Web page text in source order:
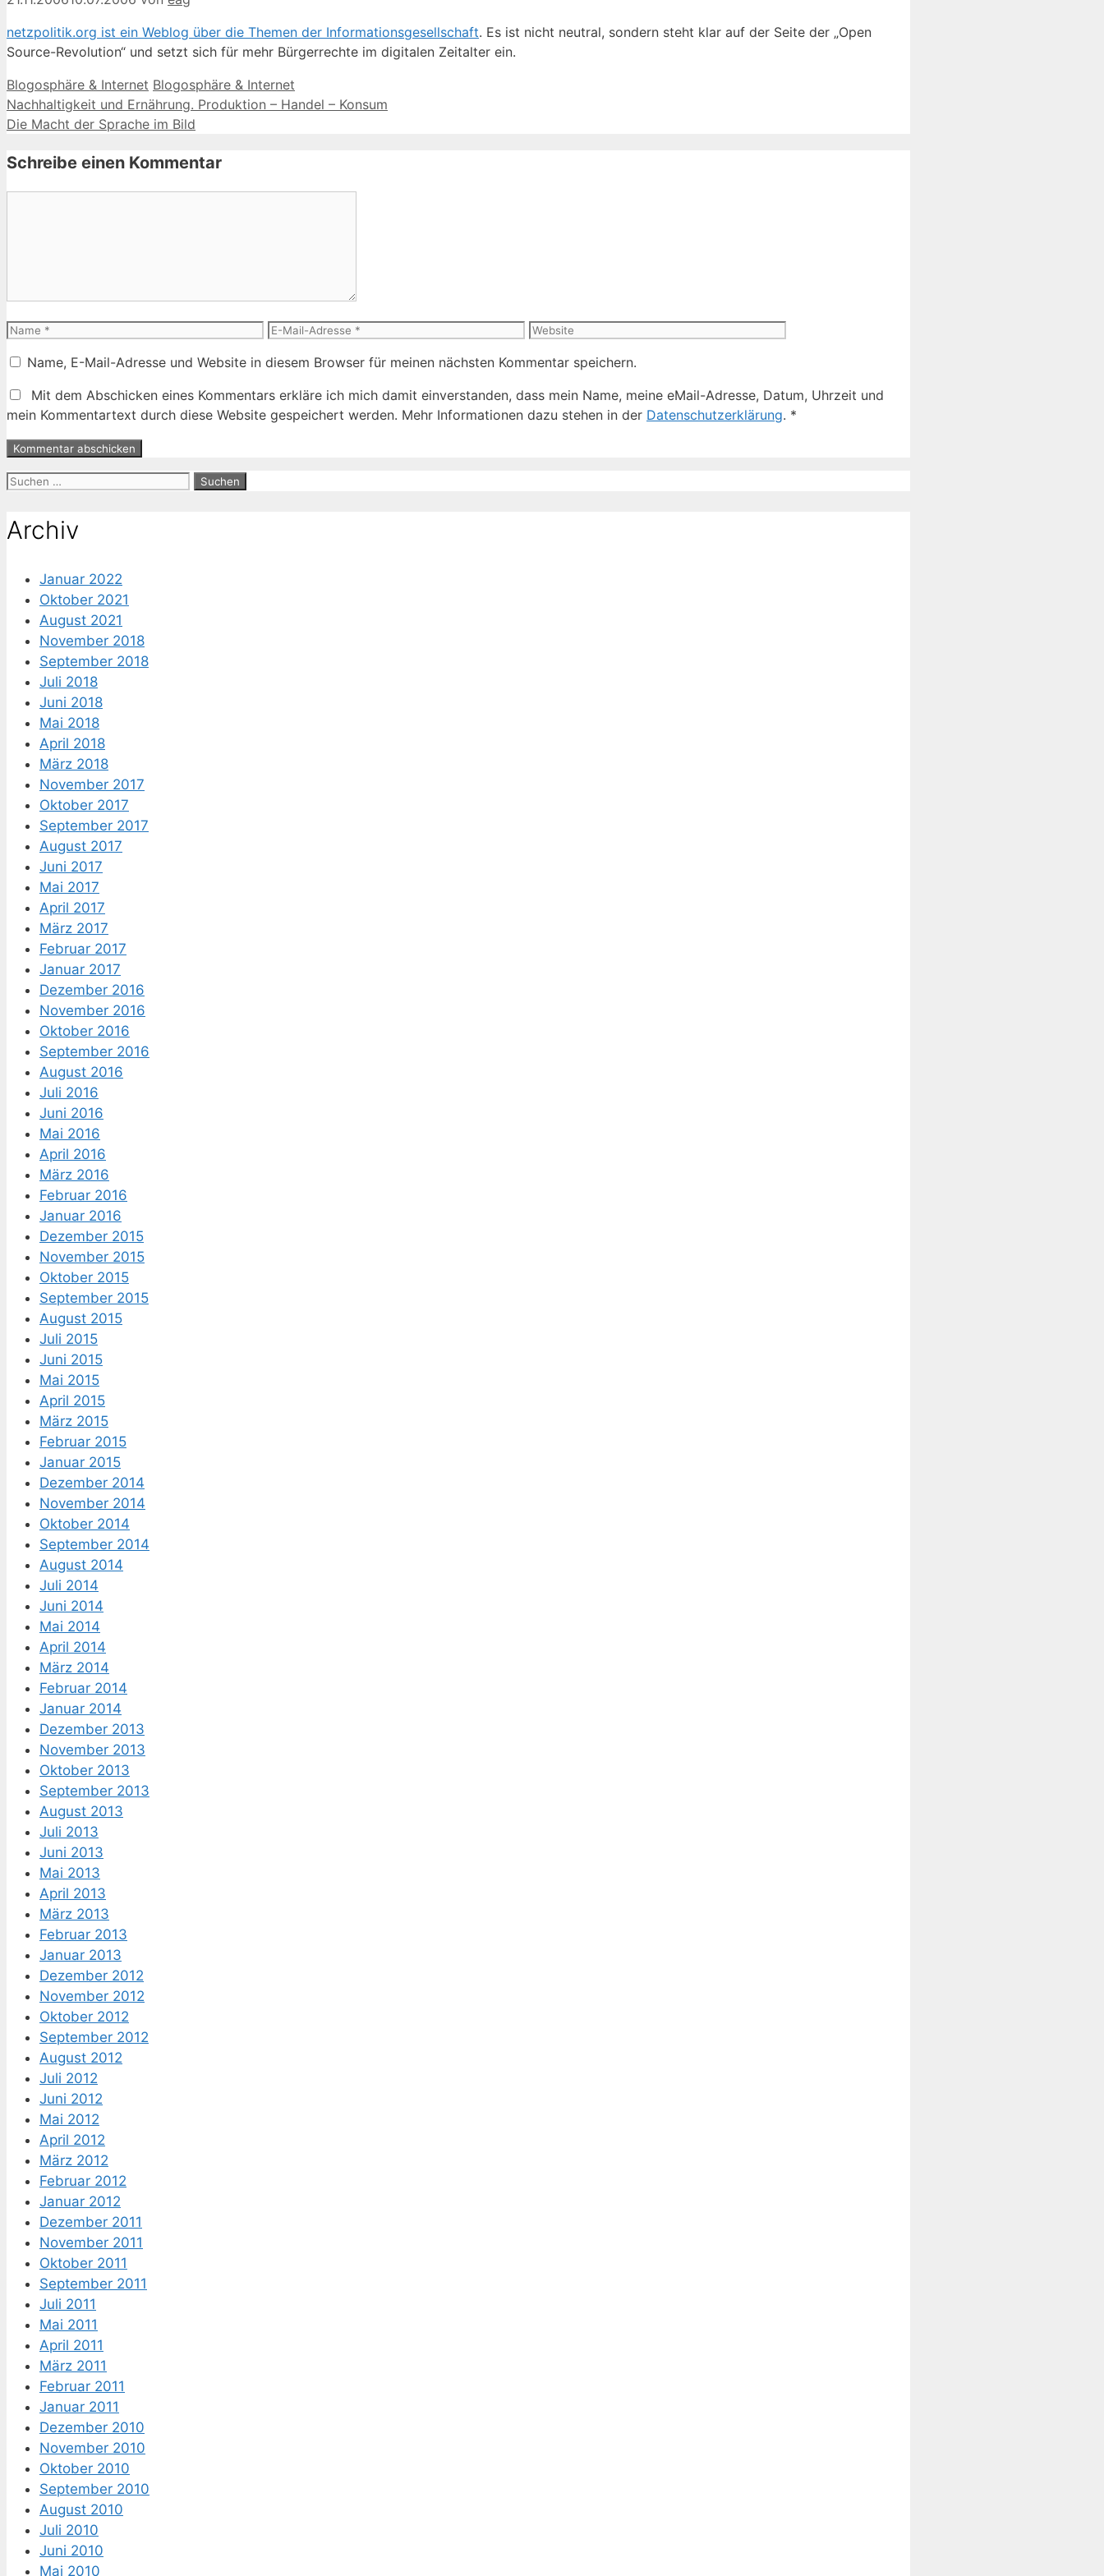
netzpolitik.org ist ein Weblog über die Themen der Informationsgesellschaft. Es ist nicht neutral, sondern steht klar auf der Seite der „Open
Source-Revolution“ und setzt sich für mehr Bürgerrechte im digitalen Zeitalter ein.
Kategorien
Blogosphäre & Internet Schlagwörter
Blogosphäre & Internet
Nachhaltigkeit und Ernährung. Produktion – Handel – Konsum
Die Macht der Sprache im Bild
Schreibe einen Kommentar
Name
E-
Adresse
Website
Name, E-Mail-Adresse und Website in diesem Browser für meinen nächsten Kommentar speichern.
Mit dem Abschicken eines Kommentars erkläre ich mich damit einverstanden, dass mein Name, meine eMail-Adresse, Datum, Uhrzeit und
mein Kommentartext durch diese Website gespeichert werden. Mehr Informationen dazu stehen in der Datenschutzerklärung. *
Suche
Archiv
Januar 2022
Oktober 2021
August 2021
November 2018
September 2018
Juli 2018
Juni 2018
Mai 2018
April 2018
März 2018
November 2017
Oktober 2017
September 2017
August 2017
Juni 2017
Mai 2017
April 2017
März 2017
Februar 2017
Januar 2017
Dezember 2016
November 2016
Oktober 2016
September 2016
August 2016
Juli 2016
Juni 2016
Mai 2016
April 2016
März 2016
Februar 2016
Januar 2016
Dezember 2015
November 2015
Oktober 2015
September 2015
August 2015
Juli 2015
Juni 2015
Mai 2015
April 2015
März 2015
Februar 2015
Januar 2015
Dezember 2014
November 2014
Oktober 2014
September 2014
August 2014
Juli 2014
Juni 2014
Mai 2014
April 2014
März 2014
Februar 2014
Januar 2014
Dezember 2013
November 2013
Oktober 2013
September 2013
August 2013
Juli 2013
Juni 2013
Mai 2013
April 2013
März 2013
Februar 2013
Januar 2013
Dezember 2012
November 2012
Oktober 2012
September 2012
August 2012
Juli 2012
Juni 2012
Mai 2012
April 2012
März 2012
Februar 2012
Januar 2012
Dezember 2011
November 2011
Oktober 2011
September 2011
Juli 2011
Mai 2011
April 2011
März 2011
Februar 2011
Januar 2011
Dezember 2010
November 2010
Oktober 2010
September 2010
August 2010
Juli 2010
Juni 2010
Mai 2010